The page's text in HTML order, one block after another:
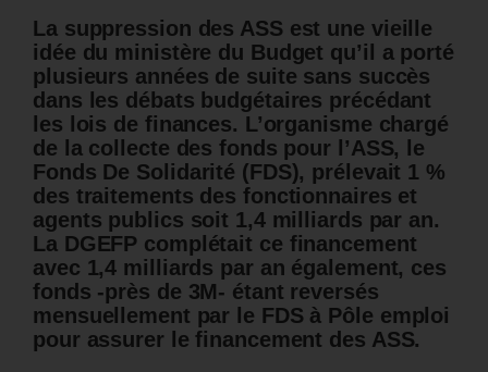
La suppression des ASS est une vieille
idée du ministère du Budget qu’il a porté
plusieurs années de suite sans succès
dans les débats budgétaires précédant
les lois de finances. L’organisme chargé
de la collecte des fonds pour l’ASS, le
Fonds De Solidarité (FDS), prélevait 1 %
des traitements des fonctionnaires et
agents publics soit 1,4 milliards par an.
La DGEFP complétait ce financement
avec 1,4 milliards par an également, ces
fonds -près de 3M- étant reversés
mensuellement par le FDS à Pôle emploi
pour assurer le financement des ASS.